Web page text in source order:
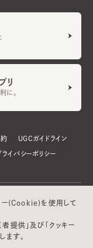
リ
に。
UGCガイドライン
ライバシーポリシー
ー(Cookie)を使用して
提供」及び「クッキー
ます。